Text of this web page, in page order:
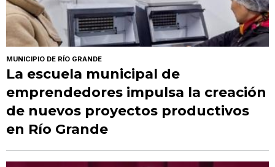
MUNICIPIO DE RÍO GRANDE
La escuela municipal de
emprendedores impulsa la creación
de nuevos proyectos productivos
en Río Grande